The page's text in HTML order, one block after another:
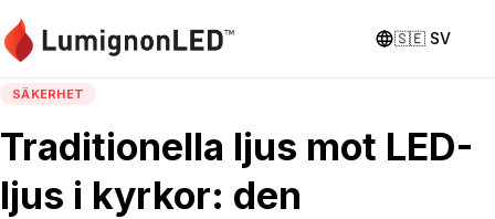
🇸🇪 SV
SÄKERHET
Traditionella ljus mot LED-
ljus i kyrkor: den